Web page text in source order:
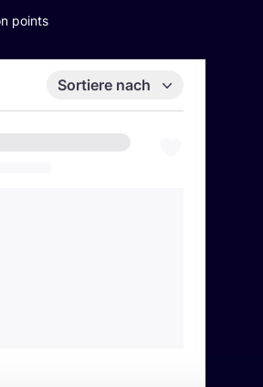
points
Sortiere nach